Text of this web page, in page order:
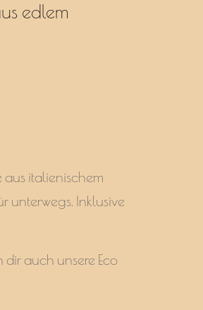
edlem
italienischem
unterwegs. Inklusive
dir auch unsere Eco